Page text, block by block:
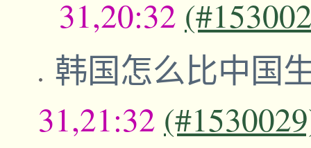
31,20:32
韩国怎么比中国
31,21:32